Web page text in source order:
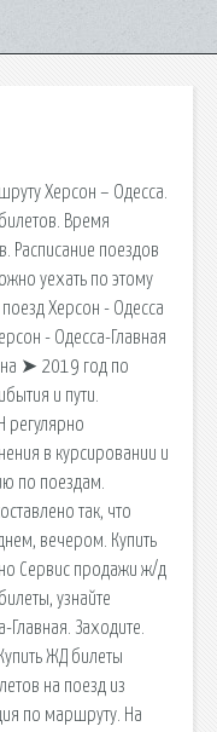
Херсон – Одесса.
Время
Расписание поездов
уехать по этому
Херсон - Одесса
- Одесса-Главная
на ➤ 2019 год по
и пути.
регулярно
в курсировании и
по поездам.
так, что
вечером. Купить
Сервис продажи ж/д
узнайте
Заходите.
ЖД билеты
на поезд из
по маршруту. На